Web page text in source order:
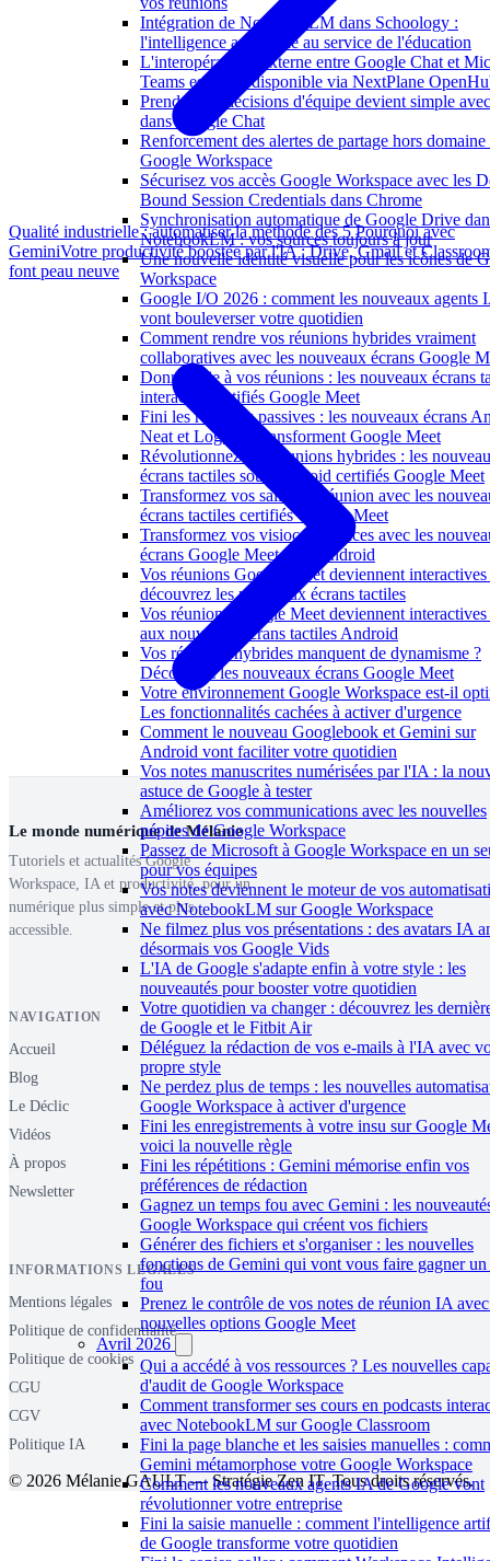
Intégration de NotebookLM dans Schoology :
l'intelligence artificielle au service de l'éducation
L'interopérabilité externe entre Google Chat et
Teams est enfin disponible via NextPlane
Prendre des décisions d'équipe devient simple
dans Google Chat
Renforcement des alertes de partage hors domaine
Google Workspace
Sécurisez vos accès Google Workspace avec les
Bound Session Credentials dans Chrome
Synchronisation automatique de Google Drive
NotebookLM : vos sources toujours à jour
Une nouvelle identité visuelle pour les icônes de
Workspace
Google I/O 2026 : comment les nouveaux agents
vont bouleverser votre quotidien
Comment rendre vos réunions hybrides vraiment
collaboratives avec les nouveaux écrans Google
Donnez vie à vos réunions : les nouveaux écrans
interactifs certifiés Google Meet
Fini les réunions passives : les nouveaux écrans
Neat et Logitech transforment Google Meet
Révolutionnez vos réunions hybrides : les
écrans tactiles sous Android certifiés Google Meet
Transformez vos salles de réunion avec les
écrans tactiles certifiés Google Meet
Transformez vos visioconférences avec les
écrans Google Meet sous Android
Vos réunions Google Meet deviennent interactives
découvrez les nouveaux écrans tactiles
Vos réunions Google Meet deviennent interactives
aux nouveaux écrans tactiles Android
Vos réunions hybrides manquent de dynamisme ?
Découvrez les nouveaux écrans Google Meet
Votre environnement Google Workspace est-il
Les fonctionnalités cachées à activer d'urgence
Comment le nouveau Googlebook et Gemini sur
Android vont faciliter votre quotidien
Vos notes manuscrites numérisées par l'IA : la
astuce de Google à tester
Améliorez vos communications avec les nouvelles
pépites de Google Workspace
Passez de Microsoft à Google Workspace en un
pour vos équipes
Vos notes deviennent le moteur de vos
avec NotebookLM sur Google Workspace
Ne filmez plus vos présentations : des avatars IA
désormais vos Google Vids
L'IA de Google s'adapte enfin à votre style : les
nouveautés pour booster votre quotidien
Votre quotidien va changer : découvrez les
de Google et le Fitbit Air
Déléguez la rédaction de vos e-mails à l'IA avec
propre style
Ne perdez plus de temps : les nouvelles
Google Workspace à activer d'urgence
Fini les enregistrements à votre insu sur Google
voici la nouvelle règle
Fini les répétitions : Gemini mémorise enfin vos
préférences de rédaction
Gagnez un temps fou avec Gemini : les
Google Workspace qui créent vos fichiers
Générer des fichiers et s'organiser : les nouvelles
fonctions de Gemini qui vont vous faire gagner un
fou
Prenez le contrôle de vos notes de réunion IA
nouvelles options Google Meet
Avril 2026
Qui a accédé à vos ressources ? Les nouvelles
d'audit de Google Workspace
Comment transformer ses cours en podcasts
avec NotebookLM sur Google Classroom
Fini la page blanche et les saisies manuelles :
Gemini métamorphose votre Google Workspace
Comment les nouveaux agents IA de Google vont
révolutionner votre entreprise
Fini la saisie manuelle : comment l'intelligence
de Google transforme votre quotidien
Qualité industrielle : automatiser la méthode des 5 Pourquoi avec
GeminiVotre productivité boostée par l'IA : Drive, Gmail et
font peau neuve
Le monde numérique de Mélanie
Tutoriels et actualités Google
Workspace, IA et productivité, pour un
numérique plus simple et plus
accessible.
NAVIGATION
Accueil
Blog
Le Déclic
Vidéos
À propos
Newsletter
INFORMATIONS LÉGALES
Mentions légales
Politique de confidentialité
Politique de cookies
CGU
CGV
Politique IA
© 2026 Mélanie GAULT — Stratégie Zen IT. Tous droits réservés.